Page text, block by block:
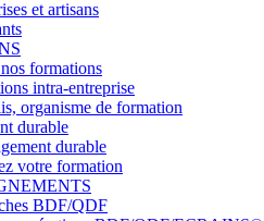
et artisans
formations
intra-entreprise
organisme de formation
durable
durable
votre formation
BDF/QDF